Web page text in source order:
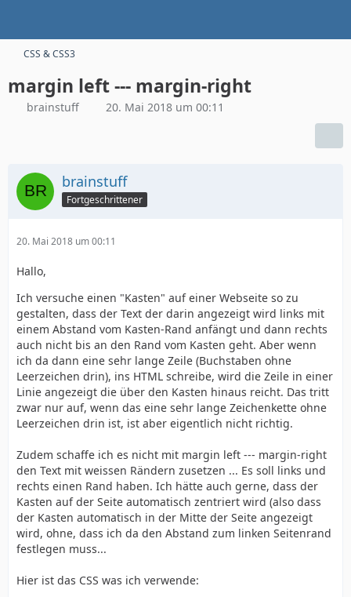
CSS & CSS3
margin left --- margin-right
brainstuff 20. Mai 2018 um 00:11
brainstuff
Fortgeschrittener
20. Mai 2018 um 00:11
Hallo,
Ich versuche einen "Kasten" auf einer Webseite so zu
gestalten, dass der Text der darin angezeigt wird links mit
einem Abstand vom Kasten-Rand anfängt und dann rechts
auch nicht bis an den Rand vom Kasten geht. Aber wenn
ich da dann eine sehr lange Zeile (Buchstaben ohne
Leerzeichen drin), ins HTML schreibe, wird die Zeile in einer
Linie angezeigt die über den Kasten hinaus reicht. Das tritt
zwar nur auf, wenn das eine sehr lange Zeichenkette ohne
Leerzeichen drin ist, ist aber eigentlich nicht richtig.
Zudem schaffe ich es nicht mit margin left --- margin-right
den Text mit weissen Rändern zusetzen ... Es soll links und
rechts einen Rand haben. Ich hätte auch gerne, dass der
Kasten auf der Seite automatisch zentriert wird (also dass
der Kasten automatisch in der Mitte der Seite angezeigt
wird, ohne, dass ich da den Abstand zum linken Seitenrand
festlegen muss...
Hier ist das CSS was ich verwende: